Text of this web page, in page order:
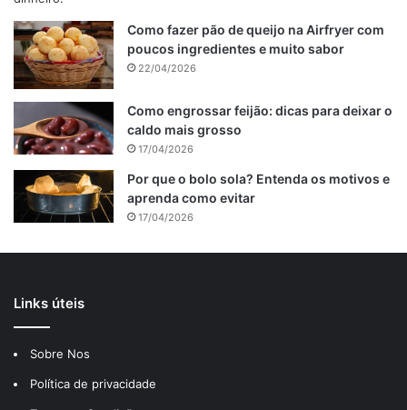
Como fazer pão de queijo na Airfryer com
poucos ingredientes e muito sabor
22/04/2026
Como engrossar feijão: dicas para deixar o
caldo mais grosso
17/04/2026
Por que o bolo sola? Entenda os motivos e
aprenda como evitar
17/04/2026
Links úteis
Sobre Nos
Política de privacidade